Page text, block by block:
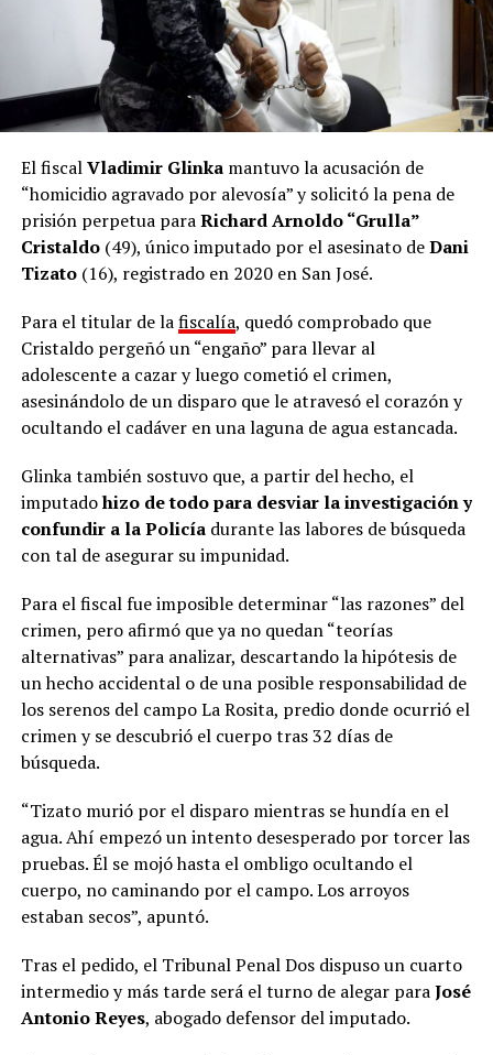
El fiscalVladimir Glinkamantuvo la acusación de
“homicidio agravado por alevosía” y solicitó la pena de
prisión perpetua paraRichard Arnoldo “Grulla”
Cristaldo(49), único imputado por el asesinato deDani
Tizato(16), registrado en 2020 en San José.
Para el titular de lafiscalía, quedó comprobado que
Cristaldo pergeñó un “engaño” para llevar al
adolescente a cazar y luego cometió el crimen,
asesinándolo de un disparo que le atravesó el corazón y
ocultando el cadáver en una laguna de agua estancada.
Glinka también sostuvo que, a partir del hecho, el
imputadohizo de todo para desviar la investigación y
confundir a la Policíadurante las labores de búsqueda
con tal de asegurar su impunidad.
Para el fiscal fue imposible determinar “las razones” del
crimen, pero afirmó que ya no quedan “teorías
alternativas” para analizar, descartando la hipótesis de
un hecho accidental o de una posible responsabilidad de
los serenos del campo La Rosita, predio donde ocurrió el
crimen y se descubrió el cuerpo tras 32 días de
búsqueda.
“Tizato murió por el disparo mientras se hundía en el
agua. Ahí empezó un intento desesperado por torcer las
pruebas. Él se mojó hasta el ombligo ocultando el
cuerpo, no caminando por el campo. Los arroyos
estaban secos”, apuntó.
Tras el pedido, el Tribunal Penal Dos dispuso un cuarto
intermedio y más tarde será el turno de alegar paraJosé
Antonio Reyes, abogado defensor del imputado.